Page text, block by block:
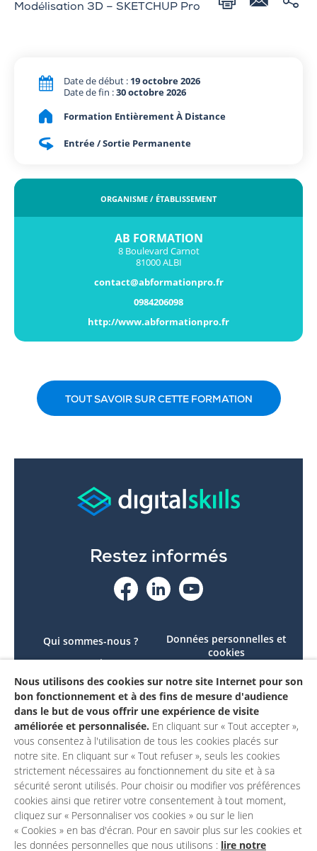
Modélisation 3D – SKETCHUP Pro
Date de début : 19 octobre 2026
Date de fin :30 octobre 2026
Formation Entièrement À Distance
Entrée / Sortie Permanente
ORGANISME / ÉTABLISSEMENT
AB FORMATION
8 Boulevard Carnot
81000 ALBI
contact@abformationpro.fr
0984206098
http://www.abformationpro.fr
TOUT SAVOIR SUR CETTE FORMATION
Restez informés
Qui sommes-nous ?
Le projet
Contactez-nous
Mon compte
Données personnelles et
cookies
conforme
Mentions légales
Nous utilisons des cookies sur notre site Internet pour son
bon fonctionnement et à des fins de mesure d'audience
dans le but de vous offrir une expérience de visite
améliorée et personnalisée. En cliquant sur « Tout accepter »,
vous consentez à l'utilisation de tous les cookies placés sur
notre site. En cliquant sur « Tout refuser », seuls les cookies
strictement nécessaires au fonctionnement du site et à sa
sécurité seront utilisés. Pour choisir ou modifier vos préférences
cookies ainsi que retirer votre consentement à tout moment,
cliquez sur « Personnaliser vos cookies » ou sur le lien
« Cookies » en bas d'écran. Pour en savoir plus sur les cookies et
les données personnelles que nous utilisons : lire notre